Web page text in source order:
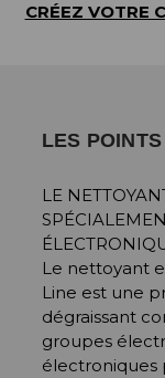
CRÉEZ VOTRE
LES
LE
Le nettoyant
Line est une
dégraissant
groupes
électroniques